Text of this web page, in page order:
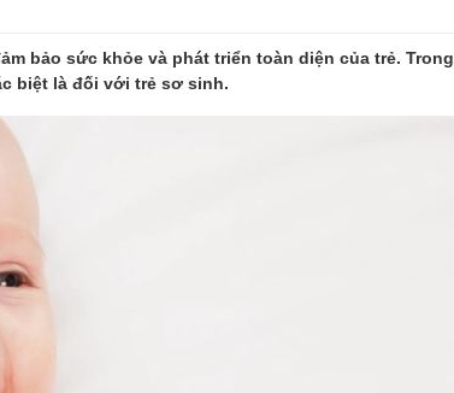
bảo sức khỏe và phát triển toàn diện của trẻ. Trong
biệt là đối với trẻ sơ sinh.